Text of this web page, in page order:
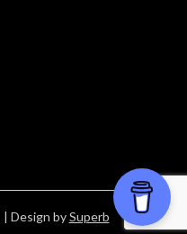
| Design bySuperb